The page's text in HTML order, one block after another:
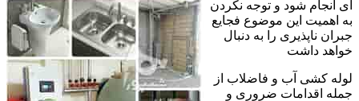
ای انجام شود و توجه نکردن
به اهمیت این موضوع فجایع
جبران ناپذیری را به دنبال
خواهد داشت
لوله کشی آب و فاضلاب از
جمله اقدامات ضروری و